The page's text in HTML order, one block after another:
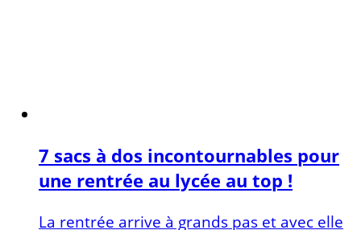
7 sacs à dos incontournables pour
une rentrée au lycée au top !
La rentrée arrive à grands pas et avec elle